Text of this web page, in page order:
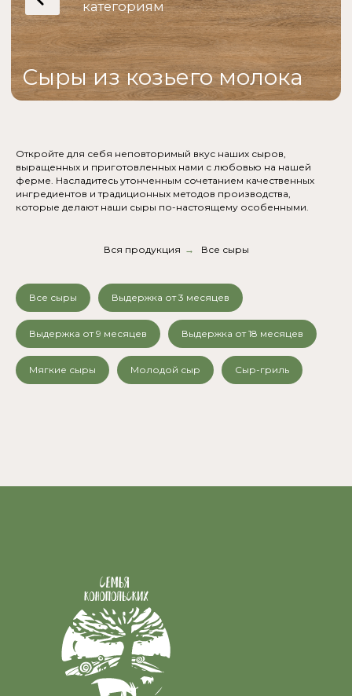
Откройте для себя неповторимый вкус наших сыров,
выращенных и приготовленных нами с любовью на нашей
ферме. Насладитесь утонченным сочетанием качественных
ингредиентов и традиционных методов производства,
которые делают наши сыры по-настоящему особенными.
Вся продукция → Все сыры
Все сыры Выдержка от 3 месяцев
Выдержка от 9 месяцев Выдержка от 18 месяцев
Мягкие сыры Молодой сыр Сыр-гриль